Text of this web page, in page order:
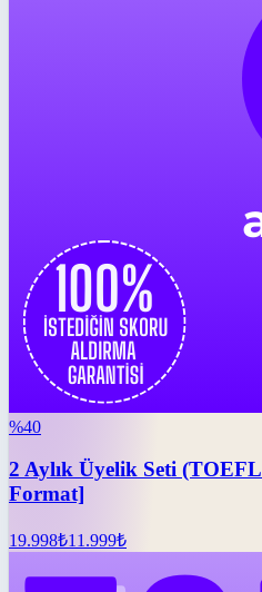
%40
2 Aylık Üyelik Seti
Format]
19.998₺11.999₺